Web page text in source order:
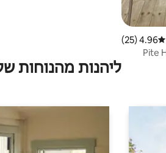
דירוג ממוצע של 4.96 מתוך 5, 25 ביקורות
4.96 (25)
ליהנות מהנוחות